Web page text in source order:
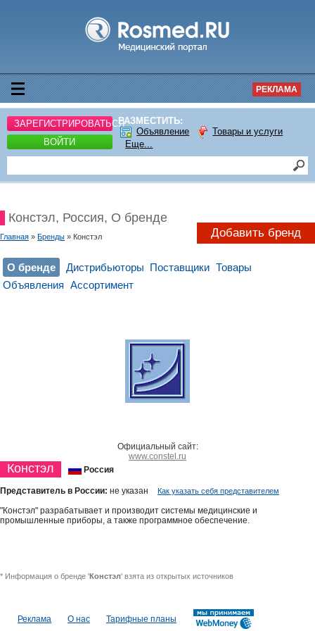
РЕКЛАМА
ЗАРЕГИСТРИРОВАТЬСЯ
ВОЙТИ
РАЗМЕСТИТЬ:
Объявление
Товары и услуги
Еще...
Констэл, Россия, О бренде
Главная » Бренды » Констэл Добавить бренд
О бренде Дистрибьюторы Поставщики Товары
Объявления Ассортимент
Официальный сайт:
www.constel.ru
Констэл Россия
Представитель в России: не указан Как указать себя представителем
"Констэл" разрабатывает и производит системы медицинские и
промышленные приборы, а также программное обеспечение.
* Информация о бренде 'Констэл' взята из открытых источников
Реклама О нас Тарифные планы